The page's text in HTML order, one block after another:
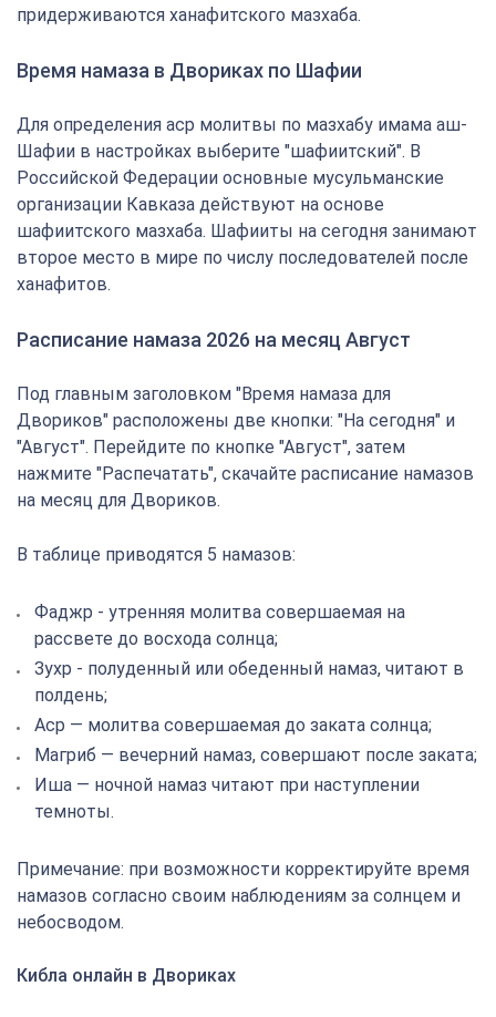
придерживаются ханафитского мазхаба.
Время намаза в Двориках по Шафии
Для определения аср молитвы по мазхабу имама аш-
Шафии в настройках выберите "шафиитский". В
Российской Федерации основные мусульманские
организации Кавказа действуют на основе
шафиитского мазхаба. Шафииты на сегодня занимают
второе место в мире по числу последователей после
ханафитов.
Расписание намаза 2026 на месяц Август
Под главным заголовком "Время намаза для
Двориков" расположены две кнопки: "На сегодня" и
"Август". Перейдите по кнопке "Август", затем
нажмите "Распечатать", скачайте расписание намазов
на месяц для Двориков.
В таблице приводятся 5 намазов:
Фаджр - утренняя молитва совершаемая на
рассвете до восхода солнца;
Зухр - полуденный или обеденный намаз, читают в
полдень;
Аср — молитва совершаемая до заката солнца;
Магриб — вечерний намаз, совершают после заката;
Иша — ночной намаз читают при наступлении
темноты.
Примечание: при возможности корректируйте время
намазов согласно своим наблюдениям за солнцем и
небосводом.
Кибла онлайн в Двориках